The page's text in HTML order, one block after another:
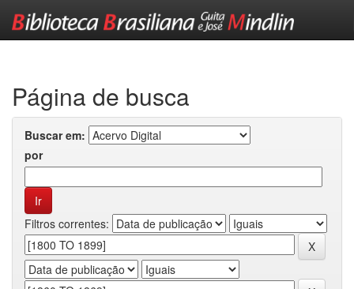
Página de busca
Buscar em:
por
Filtros correntes: